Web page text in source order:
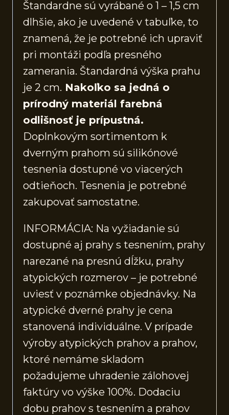
Štandardne sú vyrábané o 1 – 1,5 cm
dlhšie, ako je uvedené v tabuľke, to
znamená, že je potrebné ich upraviť
pri montáži podľa presného
zamerania. Štandardná výška prahu
je 2 cm. Nakoľko sa jedná o
prírodný materiál farebná
odlišnosť je prípustná.
Doplnkovým sortimentom k
dverným prahom sú silikónové
tesnenia dostupné vo viacerých
odtieňoch. Tesnenia je potrebné
zakupovať samostatne.
INFORMÁCIA: Na vyžiadanie sú
dostupné aj prahy s tesnením, prahy
narezané na presnú dĺžku, prahy
atypických rozmerov – je potrebné
uviesť v poznámke objednávky. Na
atypické dverné prahy je cena
stanovená individuálne. V prípade
výroby atypických prahov a prahov,
ktoré nemáme skladom
požadujeme uhradenie zálohovej
faktúry vo výške 100%. Dodaciu
dobu prahov s tesnením a prahov